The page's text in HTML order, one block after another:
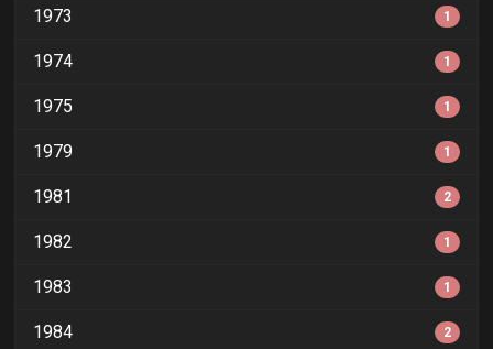
1973 1
1974 1
1975 1
1979 1
1981 2
1982 1
1983 1
1984 2